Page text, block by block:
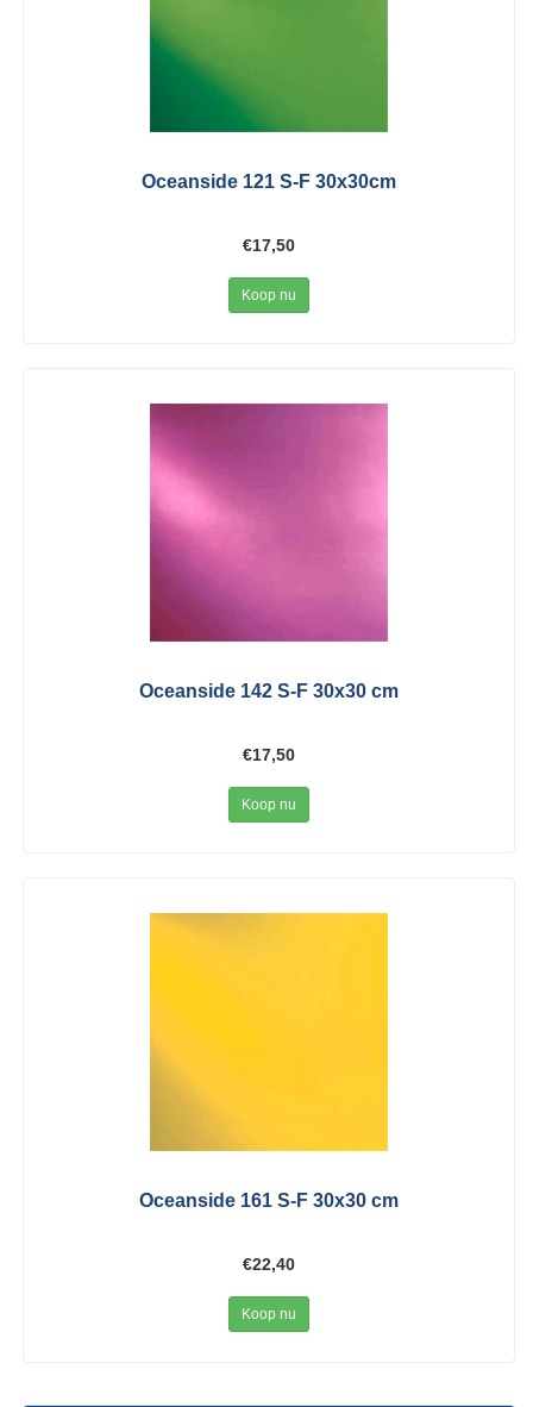
Oceanside 121 S-F 30x30cm
€17,50
Koop nu
Oceanside 142 S-F 30x30 cm
€17,50
Koop nu
Oceanside 161 S-F 30x30 cm
€22,40
Koop nu